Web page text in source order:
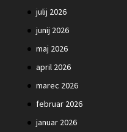
julij 2026
junij 2026
maj 2026
april 2026
marec 2026
februar 2026
januar 2026